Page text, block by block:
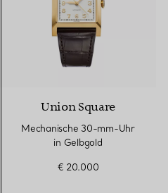
Union Square
Mechanische 30-mm-Uhr
in Gelbgold
€ 20.000